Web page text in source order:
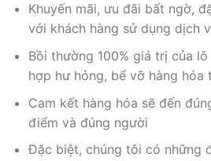
Khuyến mãi, ưu đãi bất ngờ,
với khách hàng sử dụng dịch
Bồi thường 100% giá trị của
hợp hư hỏng, bể vỡ hàng hóa
Cam kết hàng hóa sẽ đến
điểm và đúng người
Đặc biệt, chúng tôi có những